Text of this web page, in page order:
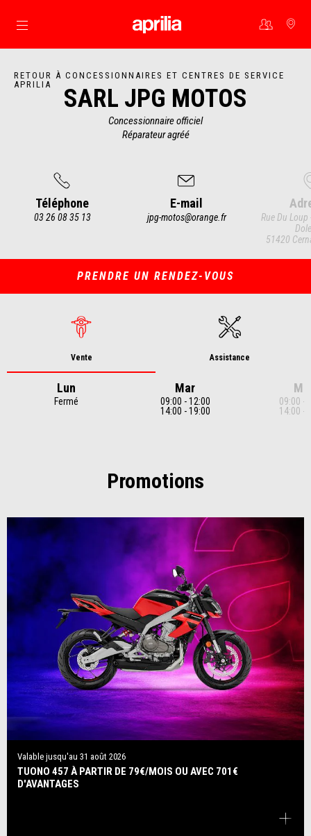
Aller au contenu principal
RETOUR À CONCESSIONNAIRES ET CENTRES DE SERVICE
APRILIA
SARL JPG MOTOS
Concessionnaire officiel
Réparateur agréé
Téléphone
03 26 08 35 13
E-mail
jpg-motos@orange.fr
Rue Du
51420
of
PRENDRE UN RENDEZ-VOUS
Vente Assistance
Lun
Fermé
Mar
09:00 - 12:00
14:00 - 19:00
09:00 -
14:00 -
Promotions
Valable jusqu'au 31 août 2026
TUONO 457 À PARTIR DE 79€/MOIS OU AVEC 701€
D'AVANTAGES